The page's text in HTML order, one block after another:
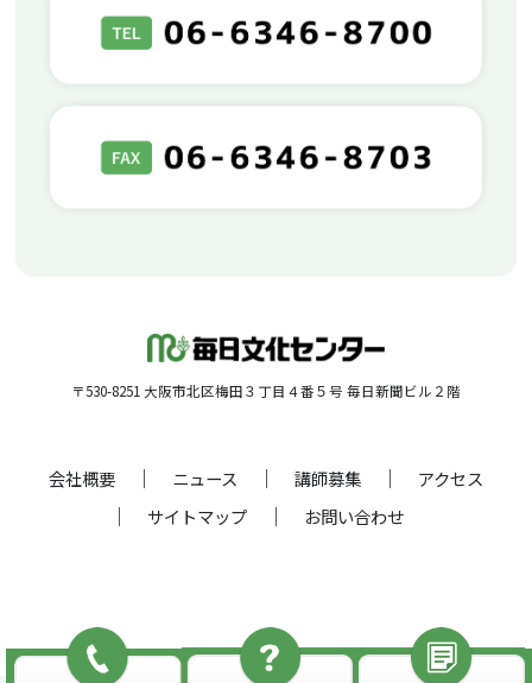
〒530-8251 大阪市北区梅田３丁目４番５号 毎日新聞ビル２階
会社概要 ニュース 講師募集
アクセス
サイトマップ
お問い合わせ